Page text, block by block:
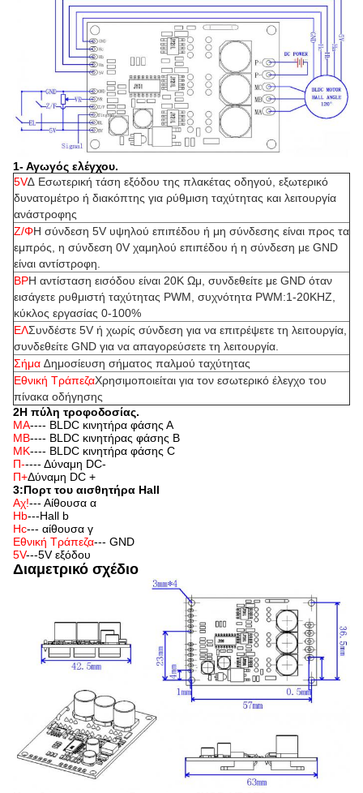
1- Αγωγός ελέγχου.
5V∆ Εσωτερική τάση εξόδου της πλακέτας οδηγού, εξωτερικό
δυνατομέτρο ή διακόπτης για ρύθμιση ταχύτητας και λειτουργία
ανάστροφης
Ζ/ΦΗ σύνδεση 5V υψηλού επιπέδου ή μη σύνδεσης είναι προς τα
εμπρός, η σύνδεση 0V χαμηλού επιπέδου ή η σύνδεση με GND
είναι αντίστροφη.
ΒΡΗ αντίσταση εισόδου είναι 20K Ωμ, συνδεθείτε με GND όταν
εισάγετε ρυθμιστή ταχύτητας PWM, συχνότητα PWM:1-20KHZ,
κύκλος εργασίας 0-100%
ΕΛΣυνδέστε 5V ή χωρίς σύνδεση για να επιτρέψετε τη λειτουργία,
συνδεθείτε GND για να απαγορεύσετε τη λειτουργία.
Σήμα ∆ημοσίευση σήματος παλμού ταχύτητας
Εθνική ΤράπεζαΧρησιμοποιείται για τον εσωτερικό έλεγχο του
πίνακα οδήγησης
2Η πύλη τροφοδοσίας.
ΜΑ---- BLDC κινητήρα φάσης Α
ΜΒ---- BLDC κινητήρας φάσης Β
ΜΚ---- BLDC κινητήρα φάσης C
Π----- Δύναμη DC-
Π+Δύναμη DC +
3:Πορτ του αισθητήρα Hall
Αχ!--- Αίθουσα α
Hb---Hall b
Hc--- αίθουσα γ
Εθνική Τράπεζα--- GND
5V---5V εξόδου
Διαμετρικό σχέδιο